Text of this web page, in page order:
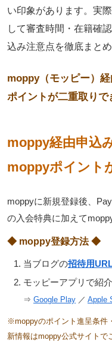
い印象があります。実
して審査時間・在籍確
込み注意点を徹底まとめ
moppy（モッピー）
ポイントが二重取りで
moppy経由申込
moppyポイント
moppyに新規登録後、
の入会特典に加えて
◆ moppy登録方法 ◆
当ブログの招待用
モッピーアプリで紹
⇒ Google Play ／ Apple
※moppyのポイント進呈条件
新情報はmoppy公式サイトで